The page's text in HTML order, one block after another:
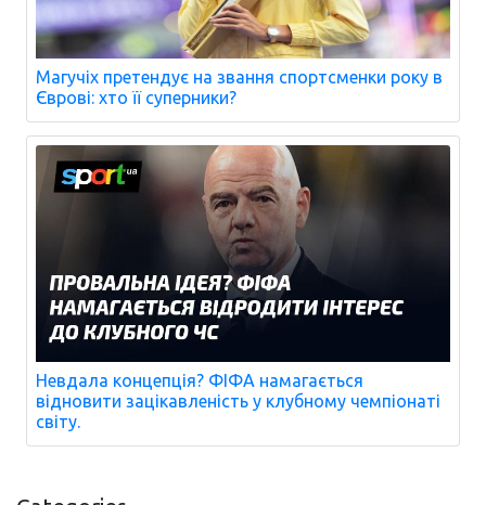
Магучіх претендує на звання спортсменки року в
Єврові: хто її суперники?
Невдала концепція? ФІФА намагається
відновити зацікавленість у клубному чемпіонаті
світу.